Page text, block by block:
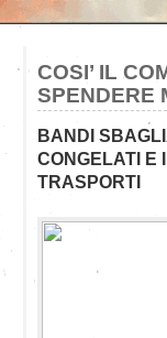
COSI’ IL
SPENDERE
BANDI
CONGELATI E
TRASPORTI